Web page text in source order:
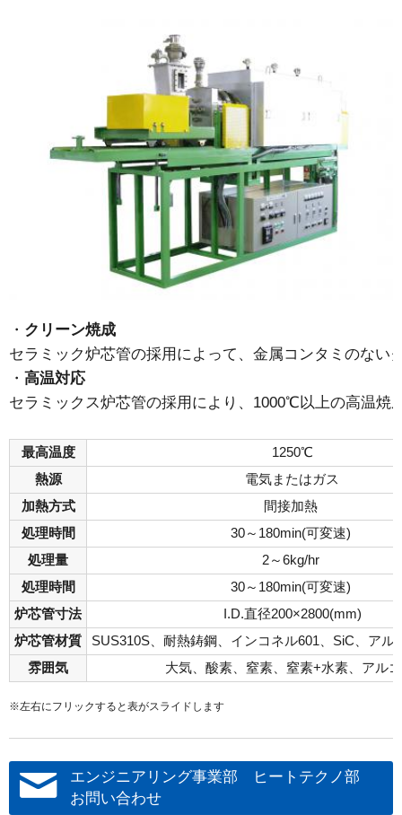
クリーン焼成
セラミック炉芯管の採用によって、金属コンタミのない
高温対応
セラミックス炉芯管の採用により、1000℃以上の高温焼
最高温度
1250℃
熱源
電気またはガス
加熱方式
間接加熱
処理時間
30～180min(可変速)
処理量
2～6kg/hr
処理時間
30～180min(可変速)
炉芯管寸法
I.D.直径200×2800(mm)
炉芯管材質
SUS310S、耐熱鋳鋼、インコネル601、SiC、ア
雰囲気
大気、酸素、窒素、窒素+水素、アル
※左右にフリックすると表がスライドします
エンジニアリング事業部 ヒートテクノ部
お問い合わせ